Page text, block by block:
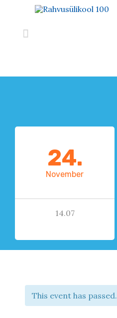

24.
November
14.07
This event has passed.